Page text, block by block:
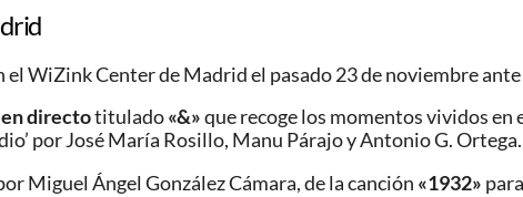
el WiZink Center de Madrid el pasado 23 de noviembre
directotitulado«&»que recoge los momentos vividos en
por José María Rosillo, Manu Párajo y Antonio G. Ortega.
Miguel Ángel González Cámara, de la canción «1932»